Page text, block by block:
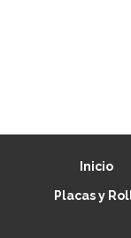
Inicio
Placas y